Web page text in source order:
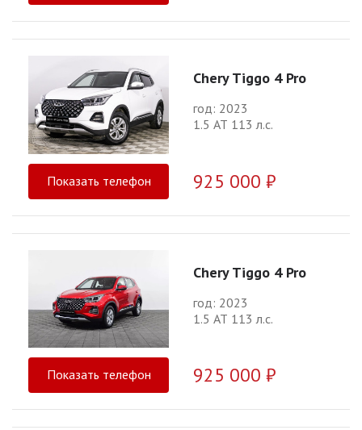
Chery Tiggo 4 Pro
год: 2023
1.5 АТ 113 л.с.
Показать телефон 925 000 ₽
Chery Tiggo 4 Pro
год: 2023
1.5 АТ 113 л.с.
Показать телефон 925 000 ₽